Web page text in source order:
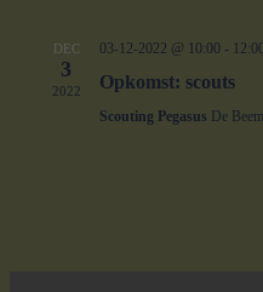
DEC
3
2022
03-12-2022 @ 10:00-
Opkomst: scouts
Scouting Pegasus De